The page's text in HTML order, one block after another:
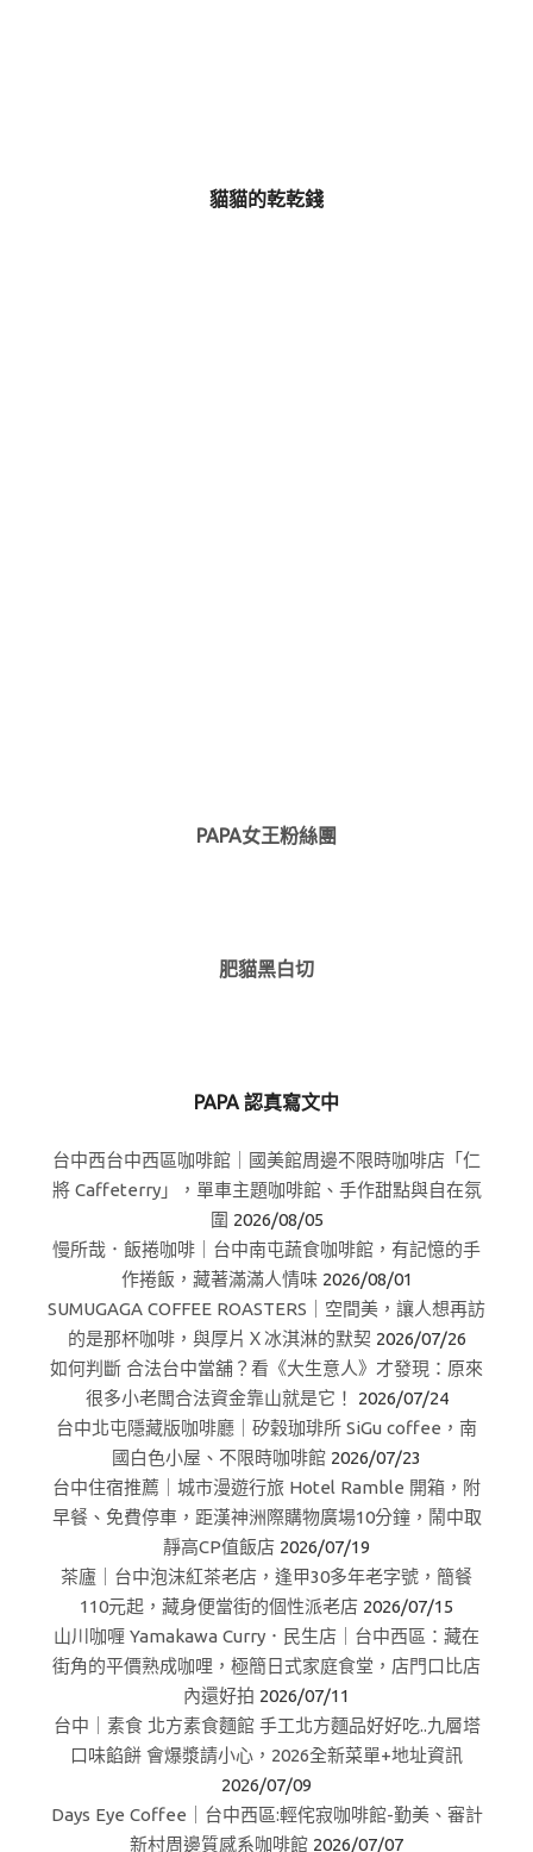
貓貓的乾乾錢
PAPA女王粉絲團
肥貓黑白切
PAPA 認真寫文中
台中西台中西區咖啡館｜國美館周邊不限時咖啡店「仁
將 Caffeterry」，單車主題咖啡館、手作甜點與自在氛
圍 2026/08/05
慢所哉．飯捲咖啡｜台中南屯蔬食咖啡館，有記憶的手
作捲飯，藏著滿滿人情味 2026/08/01
SUMUGAGA COFFEE ROASTERS｜空間美，讓人想再訪
的是那杯咖啡，與厚片Ｘ冰淇淋的默契 2026/07/26
如何判斷 合法台中當舖？看《大生意人》才發現：原來
很多小老闆合法資金靠山就是它！
2026/07/24
台中北屯隱藏版咖啡廳｜矽穀珈琲所 SiGu coffee，南
國白色小屋、不限時咖啡館 2026/07/23
台中住宿推薦｜城市漫遊行旅 Hotel Ramble 開箱，附
早餐、免費停車，距漢神洲際購物廣場10分鐘，鬧中取
靜高CP值飯店 2026/07/19
茶廬｜台中泡沫紅茶老店，逢甲30多年老字號，簡餐
110元起，藏身便當街的個性派老店 2026/07/15
山川咖喱 Yamakawa Curry．民生店｜台中西區：藏在
街角的平價熟成咖哩，極簡日式家庭食堂，店門口比店
內還好拍 2026/07/11
台中｜素食 北方素食麵館 手工北方麵品好好吃..九層塔
口味餡餅 會爆漿請小心，2026全新菜單+地址資訊
2026/07/09
Days Eye Coffee｜台中西區:輕侘寂咖啡館-勤美、審計
新村周邊質感系咖啡館 2026/07/07